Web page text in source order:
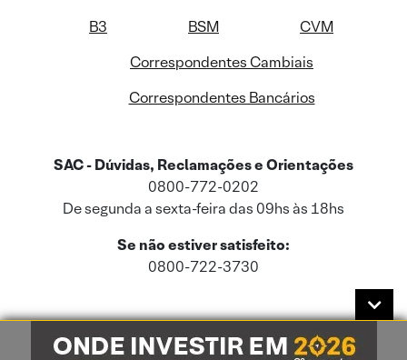
B3 BSM
CVM
Correspondentes Cambiais
Correspondentes Bancários
SAC - Dúvidas, Reclamações e Orientações
0800-772-0202
De segunda a sexta-feira das 09hs às 18hs
Se não estiver satisfeito:
0800-722-3730
Este site usa cookies e dados pessoais de acordo com a nossaPolítica de
Cookies
e a nossaPolítica de Privacidade.